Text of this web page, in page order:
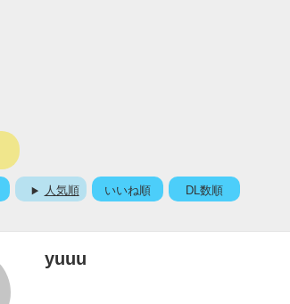
人気順 いいね順 DL数順
yuuu